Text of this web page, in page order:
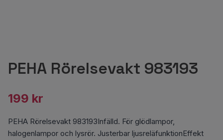
PEHA Rörelsevakt 983193
199 kr
PEHA Rörelsevakt 983193Infälld. För glödlampor,
halogenlampor och lysrör. Justerbar ljusreläfunktionEffekt